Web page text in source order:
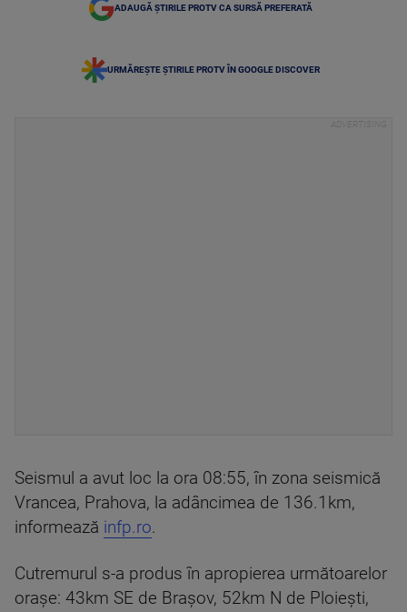
ADAUGĂ ȘTIRILE PROTV CA SURSĂ PREFERATĂ
URMĂREȘTE ȘTIRILE PROTV ÎN GOOGLE DISCOVER
Seismul a avut loc la ora 08:55, în zona seismică
Vrancea, Prahova, la adâncimea de 136.1km,
informează infp.ro.
Cutremurul s-a produs în apropierea următoarelor
oraşe: 43km SE de Brașov, 52km N de Ploiești,